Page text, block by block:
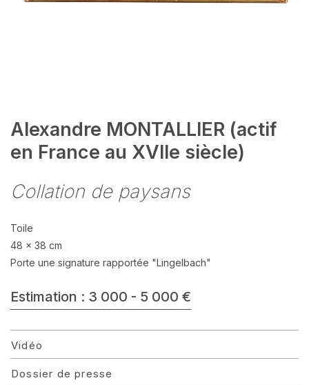
Alexandre MONTALLIER (actif
en France au XVIIe siècle)
Collation de paysans
Toile
48 x 38 cm
Porte une signature rapportée "Lingelbach"
Estimation : 3 000 - 5 000 €
Vidéo
Dossier de presse